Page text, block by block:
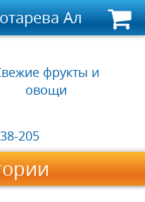
фрукты и
овощи
205